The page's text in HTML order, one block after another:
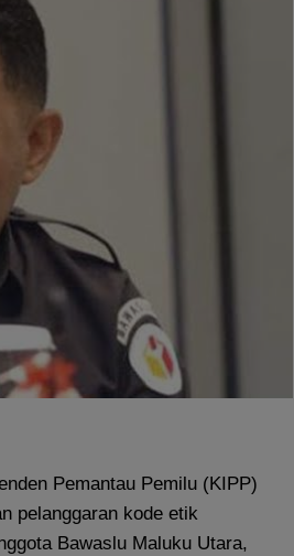
Pemantau Pemilu (KIPP)
pelanggaran kode etik
Bawaslu Maluku Utara,